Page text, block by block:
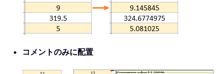
コメントのみに配置